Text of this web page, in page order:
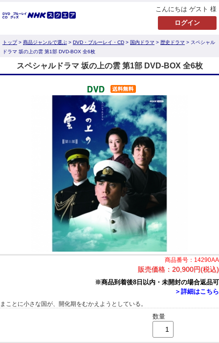
こんにちは ゲスト 様
トップ> 商品ジャンルで選ぶ > DVD・ブルーレイ・CD > 国内ドラマ > 歴史ドラマ > スペシャル
ドラマ 坂の上の雲 第1部 DVD-BOX 全6枚
スペシャルドラマ 坂の上の雲 第1部 DVD-BOX 全6枚
商品番号：14290AA
販売価格： 20,900円(税込)
※商品到着後8日以内・未開封の場合返品可
＞詳細はこちら
まことに小さな国が、開化期をむかえようとしている。
数量